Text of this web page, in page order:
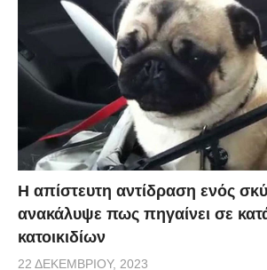
Η απίστευτη αντίδραση ενός
ανακάλυψε πως πηγαίνει σε
κατοικιδίων
22 ΔΕΚΕΜΒΡΊΟΥ, 2023